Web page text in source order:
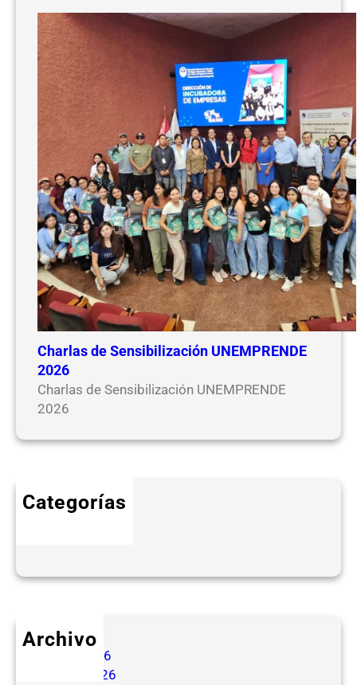
Charlas de Sensibilización UNEMPRENDE
2026
Charlas de Sensibilización UNEMPRENDE
2026
Categorías
Archivo
junio 2026
mayo 2026